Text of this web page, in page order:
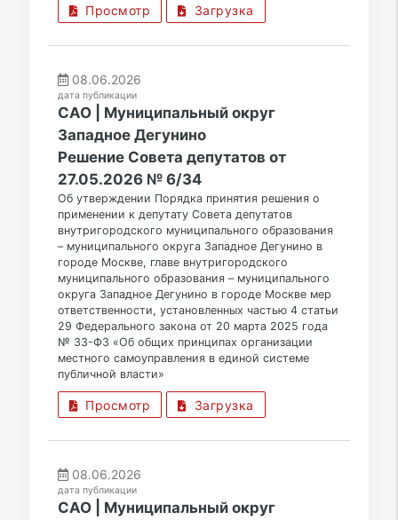
Просмотр Загрузка
08.06.2026
дата публикации
САО | Муниципальный округ
Западное Дегунино
Решение Совета депутатов от
27.05.2026 № 6/34
Об утверждении Порядка принятия решения о
применении к депутату Совета депутатов
внутригородского муниципального образования
– муниципального округа Западное Дегунино в
городе Москве, главе внутригородского
муниципального образования – муниципального
округа Западное Дегунино в городе Москве мер
ответственности, установленных частью 4 статьи
29 Федерального закона от 20 марта 2025 года
№ 33-ФЗ «Об общих принципах организации
местного самоуправления в единой системе
публичной власти»
Просмотр Загрузка
08.06.2026
дата публикации
САО | Муниципальный округ